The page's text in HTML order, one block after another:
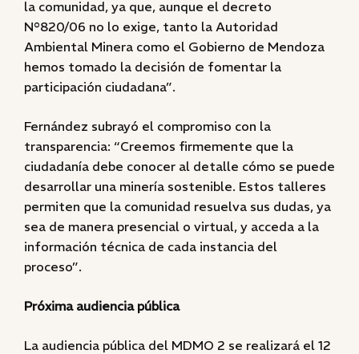
la comunidad, ya que, aunque el decreto
N°820/06 no lo exige, tanto la Autoridad
Ambiental Minera como el Gobierno de Mendoza
hemos tomado la decisión de fomentar la
participación ciudadana”.
Fernández subrayó el compromiso con la
transparencia: “Creemos firmemente que la
ciudadanía debe conocer al detalle cómo se puede
desarrollar una minería sostenible. Estos talleres
permiten que la comunidad resuelva sus dudas, ya
sea de manera presencial o virtual, y acceda a la
información técnica de cada instancia del
proceso”.
Próxima audiencia pública
La audiencia pública del MDMO 2 se realizará el 12